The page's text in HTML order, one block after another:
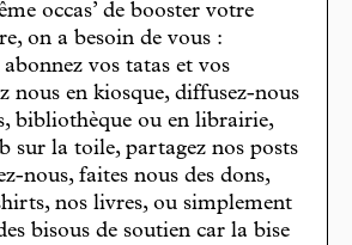
occas’ de booster votre
on a besoin de vous :
vos tatas et vos
nous en kiosque, diffusez-nous
bibliothèque ou en librairie,
sur la toile, partagez nos posts
nous, faites nous des dons,
nos livres, ou simplement
bisous de soutien car la bise